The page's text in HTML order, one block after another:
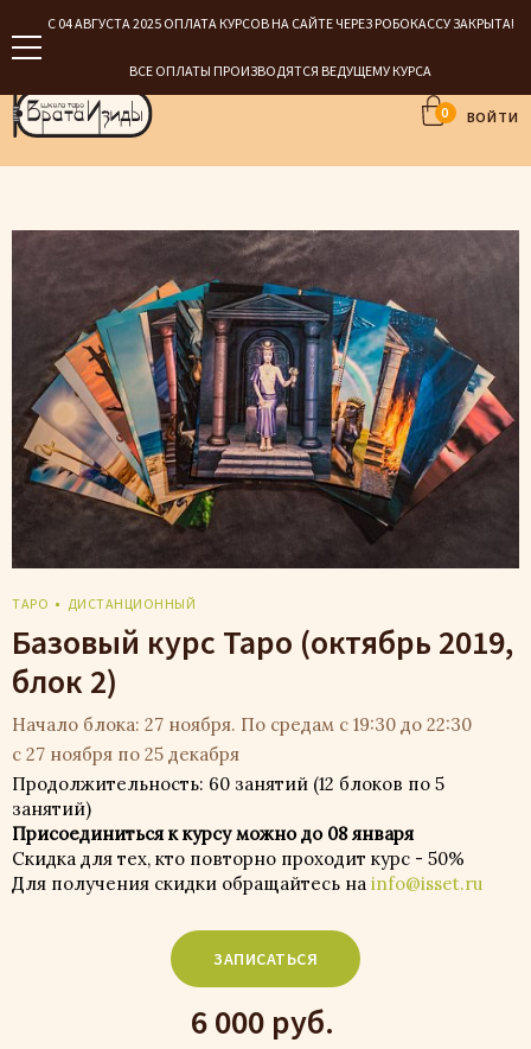
С 04 АВГУСТА 2025 ОПЛАТА КУРСОВ НА САЙТЕ ЧЕРЕЗ РОБОКАССУ ЗАКРЫТА!
ВСЕ ОПЛАТЫ ПРОИЗВОДЯТСЯ ВЕДУЩЕМУ КУРСА
0 ВОЙТИ
ТАРО ДИСТАНЦИОННЫЙ
Базовый курс Таро (октябрь 2019,
блок 2)
Начало блока: 27 ноября. По средам с 19:30 до 22:30
с 27 ноября по 25 декабря
ЗАПИСАТЬСЯ
6 000 руб.
Продолжительность: 60 занятий (12 блоков по 5
занятий)
Присоединиться к курсу можно до 08 января
Скидка для тех, кто повторно проходит курс - 50%
Для получения скидки обращайтесь на info@isset.ru